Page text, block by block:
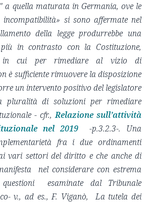
quella maturata in Germania, ove le
si sono affermate nel
della legge produrrebbe una
in contrasto con la Costituzione,
in cui per rimediare al vizio di
è sufficiente rimuovere la disposizione
un intervento positivo del legislatore
pluralità di soluzioni per rimediare
- cfr.,Relazione sull’attività
nel 2019 -p.3.2.3-. Una
fra i due ordinamenti
vari settori del diritto e che anche di
nel considerare con estrema
questioni esaminate dal Tribunale
v., ad es., F. Viganò, La tutela dei